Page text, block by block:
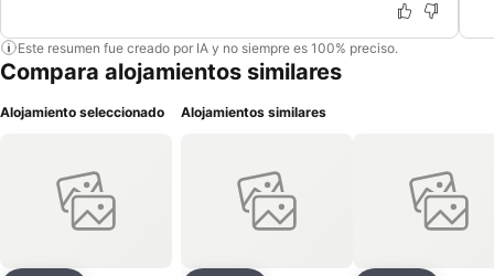
Este resumen fue creado por IA y no siempre es 100% preciso.
Compara alojamientos similares
Alojamiento seleccionado Alojamientos similares